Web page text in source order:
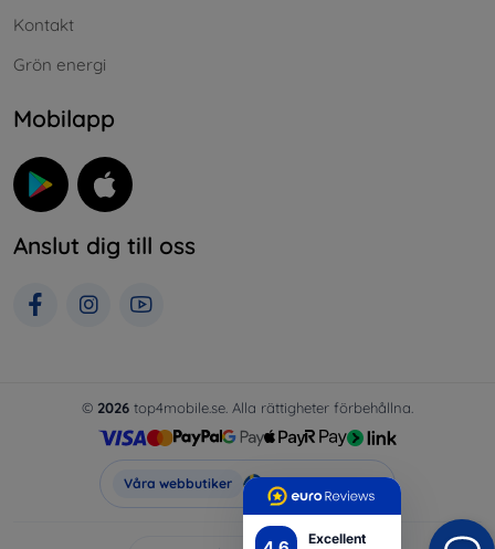
Excellent
Kontakt
Grön energi
Mobilapp
Anslut dig till oss
© 2026 top4mobile.se. Alla rättigheter förbehållna.
Våra webbutiker Top4Mobile.se